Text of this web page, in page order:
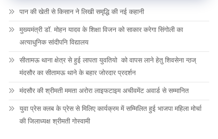
पान की खेती से किसान ने लिखी समृद्धि की नई कहानी
मुख्यमंत्री डॉ. मोहन यादव के शिक्षा विजन को साकार करेगा सिंगोली का
अत्याधुनिक सांदीपनि विद्यालय
सीतामऊ थाना क्षेत्र से हुई लापता युवतियो को वापस लाने हेतु शिवसेना न्ठज्
मंदसौर का सीतामऊ थाने के बहार जोरदार प्रदर्शन
मंदसौर की श्रीमती ममता अरोरा लाइफटाइम अचीवमेंट अवार्ड से सम्मानित
युवा प्रेस क्लब के प्रेस से मिलिए कार्यक्रम में सम्मिलित हुई भाजपा महिला मोर्चा
की जिलाध्यक्ष श्रीमती गोस्वामी